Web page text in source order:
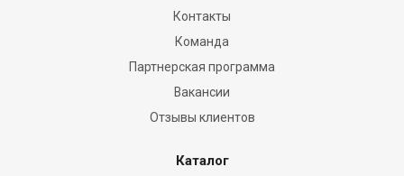
Контакты
Команда
Партнерская программа
Вакансии
Отзывы клиентов
Каталог